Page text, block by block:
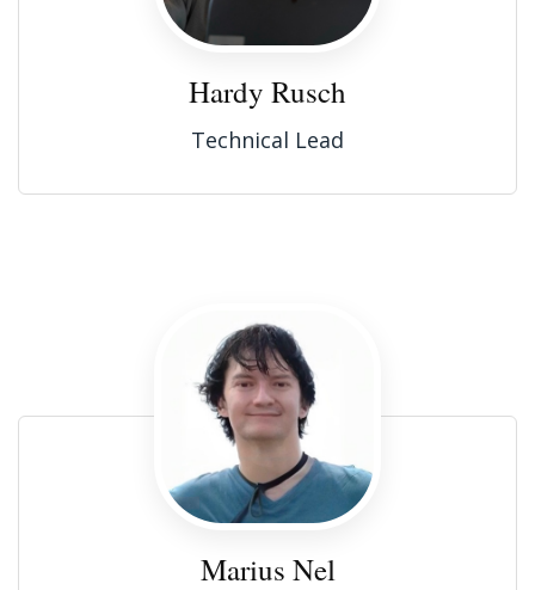
Hardy Rusch
Technical Lead
Marius Nel